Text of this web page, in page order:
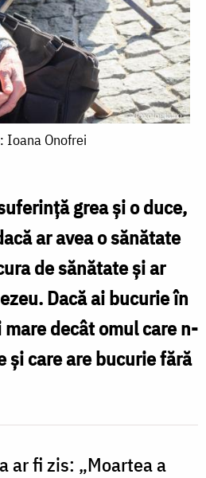
Ioana Onofrei
grea şi o duce,
ar avea o sănătate
de sănătate şi ar
Dacă ai bucurie în
decât omul care n-
şi care are bucurie fără
ar fi zis: „Moartea a